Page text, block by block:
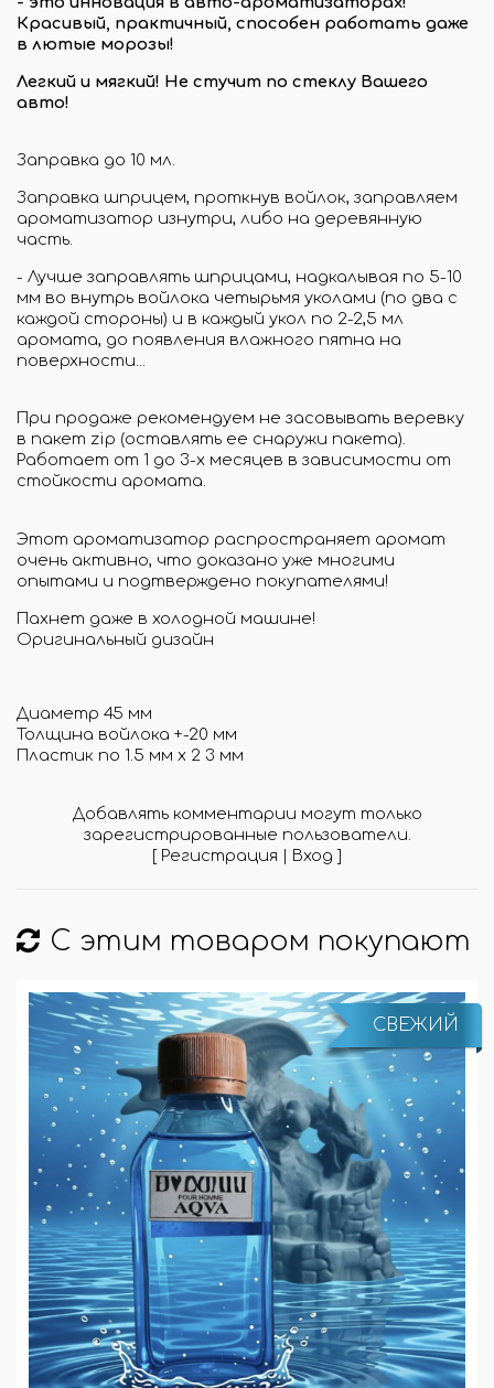
Красивый, практичный, способен работать даже
в лютые морозы!
Легкий и мягкий! Не стучит по стеклу Вашего
авто!
Заправка до 10 мл.
Заправка шприцем, проткнув войлок, заправляем
ароматизатор изнутри, либо на деревянную
часть.
- Лучше заправлять шприцами, надкалывая по 5-10
мм во внутрь войлока четырьмя уколами (по два с
каждой стороны) и в каждый укол по 2-2,5 мл
аромата, до появления влажного пятна на
поверхности...
При продаже рекомендуем не засовывать веревку
в пакет zip (оставлять ее снаружи пакета).
Работает от 1 до 3-х месяцев в зависимости от
стойкости аромата.
Этот ароматизатор распространяет аромат
очень активно, что доказано уже многими
опытами и подтверждено покупателями!
Пахнет даже в холодной машине!
Оригинальный дизайн
Диаметр 45 мм
Толщина войлока +-20 мм
Пластик по 1.5 мм х 2 3 мм
Добавлять комментарии могут только
зарегистрированные пользователи.
[ Регистрация | Вход ]
С этим товаром покупают
СВЕЖИЙ